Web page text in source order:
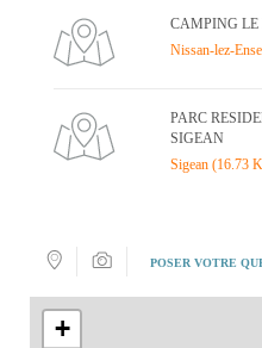
CAMPING
Nissan-lez-
PARC
SIGEAN
Sigean (16.73
POSER VOTRE
+